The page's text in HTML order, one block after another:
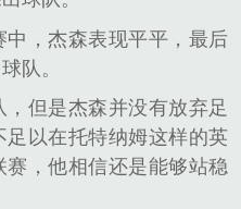
，杰森表现平平，最后
队。
但是杰森并没有放弃足
以在托特纳姆这样的英
，他相信还是能够站稳